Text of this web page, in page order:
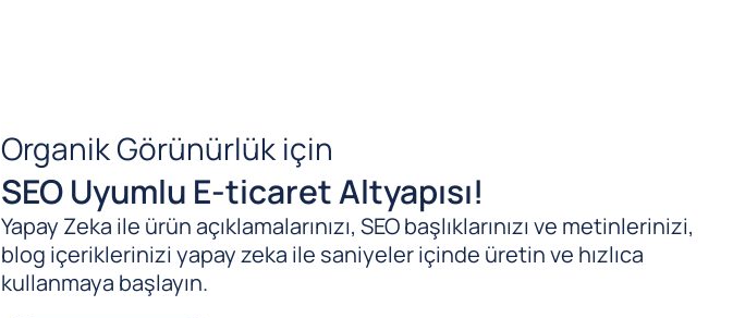
Organik Görünürlük için
SEO Uyumlu E-ticaret Altyapısı!
Yapay Zeka ile ürün açıklamalarınızı, SEO başlıklarınızı ve metinlerinizi,
blog içeriklerinizi yapay zeka ile saniyeler içinde üretin ve hızlıca
kullanmaya başlayın.